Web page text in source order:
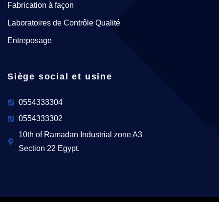
Fabrication à façon
Laboratoires de Contrôle Qualité
Entreposage
Siège social et usine
0554333304
0554333302
10th of Ramadan Industrial zone A3
Section 22 Egypt.